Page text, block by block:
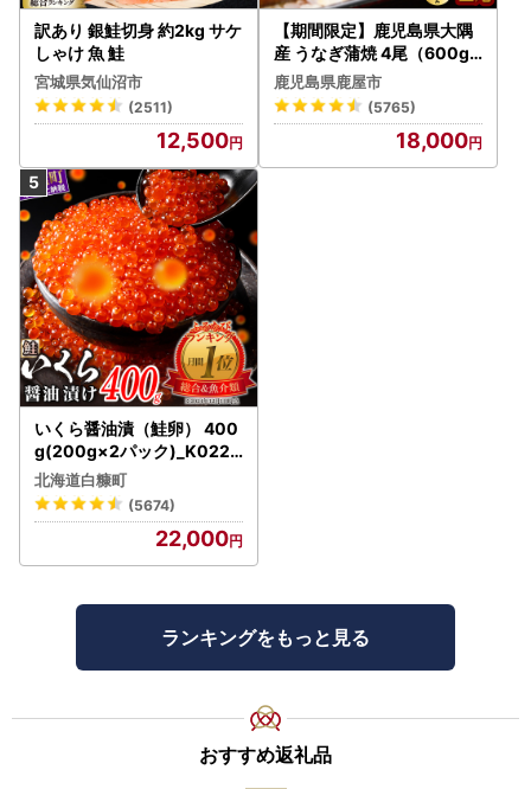
訳あり 銀鮭切身 約2kg サケ
しゃけ 魚 鮭
宮城県気仙沼市
(2511)
12,500
【期間限定】鹿児島県大隅
産 うなぎ蒲焼 4尾（600g
） KN007-004-04-cp18
うなぎ 鰻 魚 惣菜 総菜
鹿児島県鹿屋市
(5765)
18,000
いくら醤油漬（鮭卵） 400
g(200g×2パック)_K022-
1676
北海道白糠町
(5674)
22,000
ランキングをもっと見る
おすすめ返礼品